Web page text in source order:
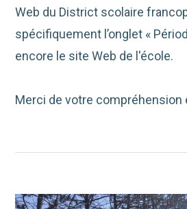
Web du District scolaire
spécifiquement l’onglet «
encore le site Web de l'école.
Merci de votre compréhension